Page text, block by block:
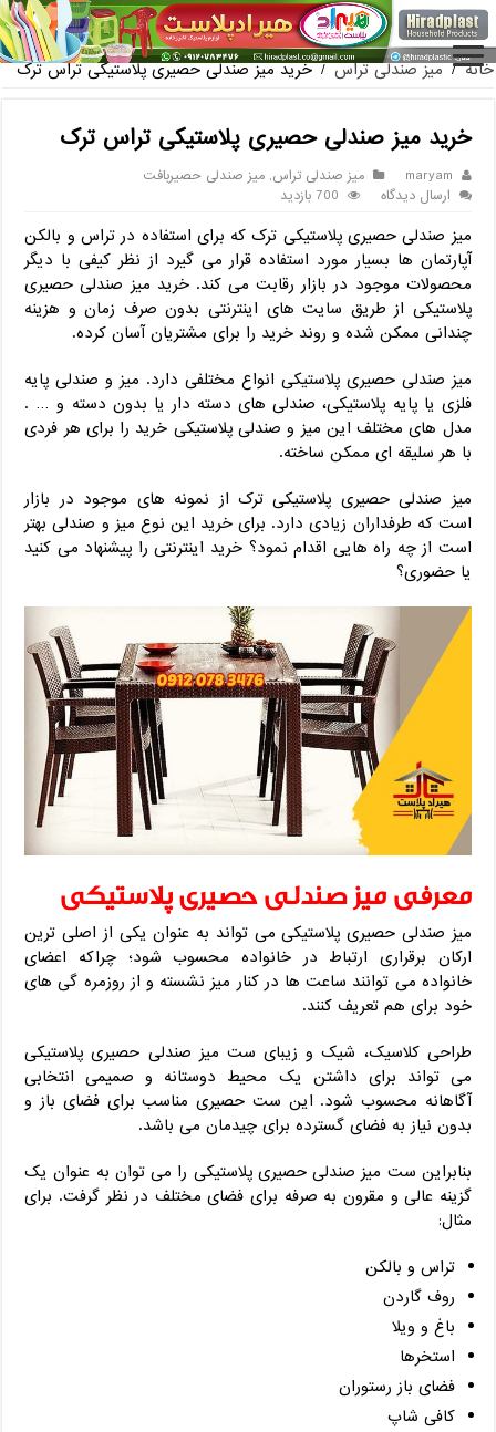
فروش گلدان پلاستیکی گلخانه به صورت آنلاین
خانه / میز صندلی تراس / خرید میز صندلی حصیری پلاستیکی تراس ترک
خرید میز صندلی حصیری پلاستیکی تراس ترک
maryam میز صندلی تراس,میز صندلی حصیربافت
ارسال دیدگاه
700 بازدید
میز صندلی حصیری پلاستیکی ترک که برای استفاده در تراس و بالکن
آپارتمان ها بسیار مورد استفاده قرار می گیرد از نظر کیفی با دیگر
محصولات موجود در بازار رقابت می کند. خرید میز صندلی حصیری
پلاستیکی از طریق سایت های اینترنتی بدون صرف زمان و هزینه
چندانی ممکن شده و روند خرید را برای مشتریان آسان کرده.
میز صندلی حصیری پلاستیکی انواع مختلفی دارد. میز و صندلی پایه
فلزی یا پایه پلاستیکی، صندلی های دسته دار یا بدون دسته و … .
مدل های مختلف این میز و صندلی پلاستیکی خرید را برای هر فردی
با هر سلیقه ای ممکن ساخته.
میز صندلی حصیری پلاستیکی ترک از نمونه های موجود در بازار
است که طرفداران زیادی دارد. برای خرید این نوع میز و صندلی بهتر
است از چه راه هایی اقدام نمود؟ خرید اینترنتی را پیشنهاد می کنید
یا حضوری؟
معرفی میز صندلی حصیری پلاستیکی
میز صندلی حصیری پلاستیکی می تواند به عنوان یکی از اصلی ترین
ارکان برقراری ارتباط در خانواده محسوب شود؛ چراکه اعضای
خانواده می توانند ساعت ها در کنار میز نشسته و از روزمره گی های
خود برای هم تعریف کنند.
طراحی کلاسیک، شیک و زیبای ست میز صندلی حصیری پلاستیکی
می تواند برای داشتن یک محیط دوستانه و صمیمی انتخابی
آگاهانه محسوب شود. این ست حصیری مناسب برای فضای باز و
بدون نیاز به فضای گسترده برای چیدمان می باشد.
بنابراین ست میز صندلی حصیری پلاستیکی را می توان به عنوان یک
گزینه عالی و مقرون به صرفه برای فضای مختلف در نظر گرفت. برای
مثال:
تراس و بالکن
روف گاردن
باغ و ویلا
استخرها
فضای باز رستوران
کافی شاپ